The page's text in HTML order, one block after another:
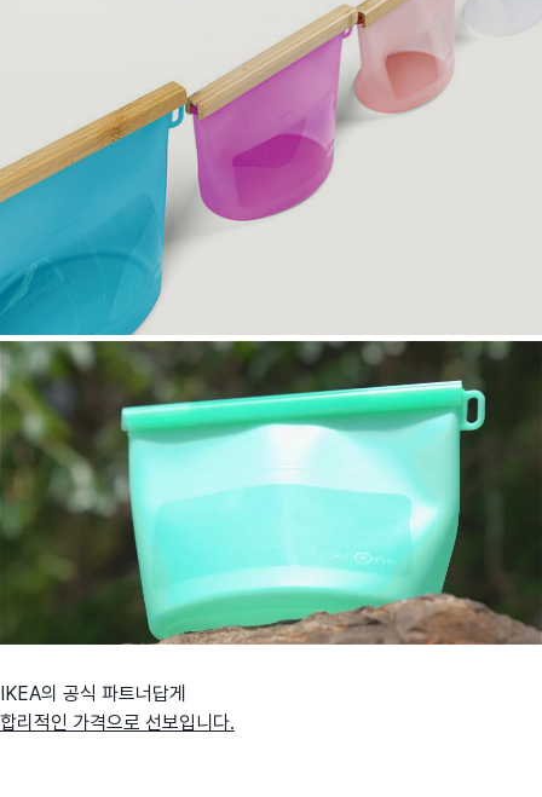
IKEA의 공식 파트너답게
합리적인 가격으로 선보입니다.